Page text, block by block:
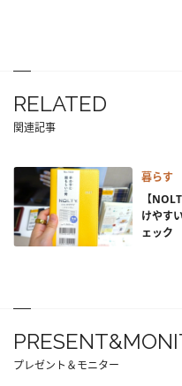
RELATED
関連記事
暮らす
【
けやす
ェック
プレゼント＆モニター